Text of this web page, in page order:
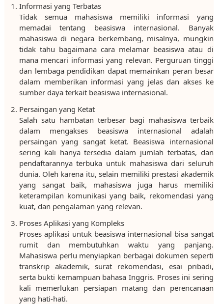
Informasi yang Terbatas
Tidak semua mahasiswa memiliki informasi yang
memadai tentang beasiswa internasional. Banyak
mahasiswa di negara berkembang, misalnya, mungkin
tidak tahu bagaimana cara melamar beasiswa atau di
mana mencari informasi yang relevan. Perguruan tinggi
dan lembaga pendidikan dapat memainkan peran besar
dalam memberikan informasi yang jelas dan akses ke
sumber daya terkait beasiswa internasional.
Persaingan yang Ketat
Salah satu hambatan terbesar bagi mahasiswa terbaik
dalam mengakses beasiswa internasional adalah
persaingan yang sangat ketat. Beasiswa internasional
sering kali hanya tersedia dalam jumlah terbatas, dan
pendaftarannya terbuka untuk mahasiswa dari seluruh
dunia. Oleh karena itu, selain memiliki prestasi akademik
yang sangat baik, mahasiswa juga harus memiliki
keterampilan komunikasi yang baik, rekomendasi yang
kuat, dan pengalaman yang relevan.
Proses Aplikasi yang Kompleks
Proses aplikasi untuk beasiswa internasional bisa sangat
rumit dan membutuhkan waktu yang panjang.
Mahasiswa perlu menyiapkan berbagai dokumen seperti
transkrip akademik, surat rekomendasi, esai pribadi,
serta bukti kemampuan bahasa Inggris. Proses ini sering
kali memerlukan persiapan matang dan perencanaan
yang hati-hati.